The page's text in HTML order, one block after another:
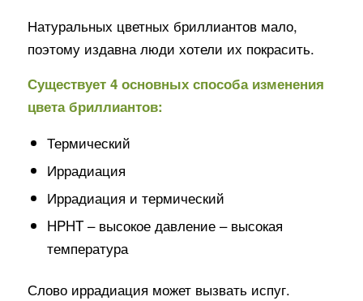
Натуральных цветных бриллиантов мало,
поэтому издавна люди хотели их покрасить.
Существует 4 основных способа изменения
цвета бриллиантов:
Термический
Иррадиация
Иррадиация и термический
HPHT – высокое давление – высокая
температура
Слово иррадиация может вызвать испуг.